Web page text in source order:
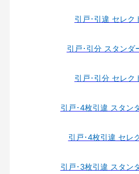
引戸･引違 セレク
引戸･引分 スタンダ
引戸･引分 セレク
引戸･4枚引違 スタン
引戸･4枚引違 セレ
引戸･3枚引違 スタン